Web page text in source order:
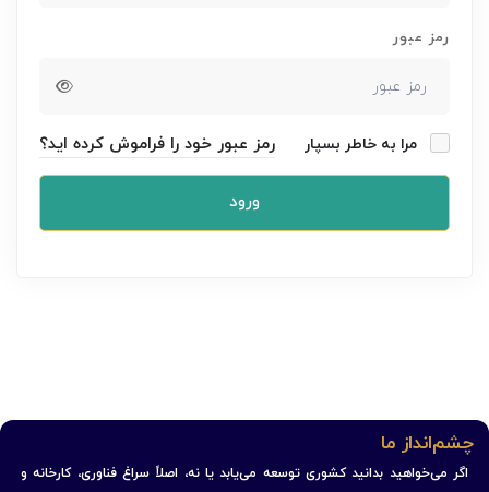
رمز عبور
مرا به خاطر بسپار رمز عبور خود را فراموش کرده اید؟
ورود
چشم‌انداز ما
اگر می‌خواهید بدانید کشوری توسعه می‌یابد یا نه، اصلاً سراغ فناوری، کارخانه و